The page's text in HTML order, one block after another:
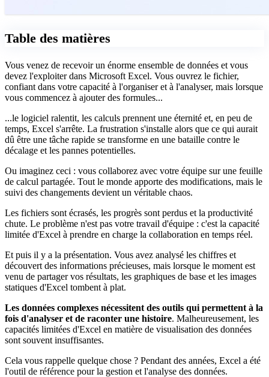
Table des matières
Vous venez de recevoir un énorme ensemble de données et vous
devez l'exploiter dans Microsoft Excel. Vous ouvrez le fichier,
confiant dans votre capacité à l'organiser et à l'analyser, mais lorsque
vous commencez à ajouter des formules...
...le logiciel ralentit, les calculs prennent une éternité et, en peu de
temps, Excel s'arrête. La frustration s'installe alors que ce qui aurait
dû être une tâche rapide se transforme en une bataille contre le
décalage et les pannes potentielles.
Ou imaginez ceci : vous collaborez avec votre équipe sur une feuille
de calcul partagée. Tout le monde apporte des modifications, mais le
suivi des changements devient un véritable chaos.
Les fichiers sont écrasés, les progrès sont perdus et la productivité
chute. Le problème n'est pas votre travail d'équipe : c'est la capacité
limitée d'Excel à prendre en charge la collaboration en temps réel.
Et puis il y a la présentation. Vous avez analysé les chiffres et
découvert des informations précieuses, mais lorsque le moment est
venu de partager vos résultats, les graphiques de base et les images
statiques d'Excel tombent à plat.
Les données complexes nécessitent des outils qui permettent à la
fois d'analyser et de raconter une histoire. Malheureusement, les
capacités limitées d'Excel en matière de visualisation des données
sont souvent insuffisantes.
Cela vous rappelle quelque chose ? Pendant des années, Excel a été
l'outil de référence pour la gestion et l'analyse des données.